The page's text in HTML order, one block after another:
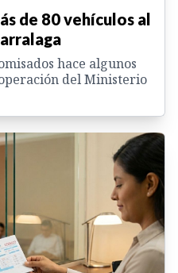
de 80 vehículos al
hace algunos
del Ministerio